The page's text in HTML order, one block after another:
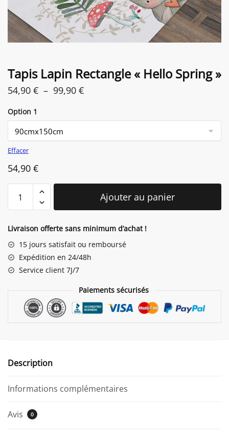
Tapis Lapin Rectangle « Hello Spring »
54,90 € – 99,90 €Plage
Option 1
Effacer
54,90 €
Lapin
"Hello
Spring"
Ajouter au panier
Livraison offerte sans minimum d’achat !
15 jours satisfait ou remboursé
Expédition en 24/48h
Service client 7J/7
Paiements sécurisés
Description
Informations complémentaires
Avis 0